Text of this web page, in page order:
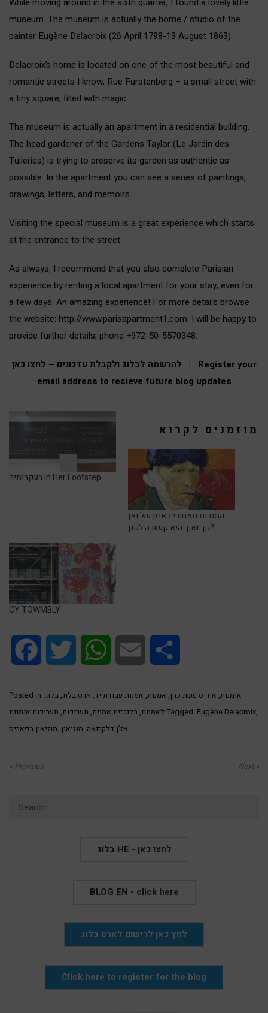
museum. The museum is actually the home / studio of the
painter Eugène Delacroix (26 April 1798-13 August 1863).
Delacroix’s home is located on one of the most beautiful and
romantic streets I know, Rue Furstenberg – a small street with
a tiny square, filled with magic.
The museum is actually an apartment in a residential building.
The head gardener of the Gardens Taylor (Le Jardin des
Tuileries) is trying to preserve its garden as authentic as
possible. In the apartment you can see a series of paintings,
drawings, letters, and memoirs.
Visiting the special museum is a great experience which starts
at the entrance to the street.
As always, I recommend that you also complete Parisian
experience by renting a local apartment for your stay, even for
a few days. An amazing experience! For more details browse
the website: http://www.parisapartment1.com. I will be happy to
provide further details, phone +972-50-5570348.
להרשמה לבלוג ולקבלת עדכונים – לחצו כאן | Register your
email address to recieve future blog updates
מוזמנים לקרוא
בעקבותיה In Her Footstep
הסודות מאחורי האוזן של ואן
גוך ואיך היא קשורה לגוגן?
CY TOWMBLY
Facebook Twitter WhatsApp Email
Posted in: אומנות, איריס עשת כהן, אמנות, אמנות עבודת יד, ארט בלוג, בלוג
לאמנות, בלוגרית אמנית, תערוכות, תערוכות אומנות Tagged: Eugène Delacroix,
אז'ן דלקרואה, מוזיאון, מוזיאון בפאריס
« Previous Next »
Search
בלוג HE - לחצו כאן
BLOG EN - click here
לחץ כאן לרישום לארט בלוג
Click here to register for the blog